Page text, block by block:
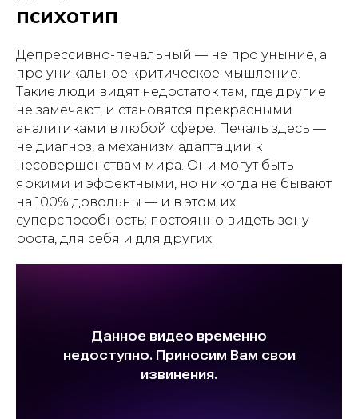
психотип
Депрессивно-печальный — не про уныние, а
про уникальное критическое мышление.
Такие люди видят недостаток там, где другие
не замечают, и становятся прекрасными
аналитиками в любой сфере. Печаль здесь —
не диагноз, а механизм адаптации к
несовершенствам мира. Они могут быть
яркими и эффектными, но никогда не бывают
на 100% довольны — и в этом их
суперспособность: постоянно видеть зону
роста, для себя и для других.